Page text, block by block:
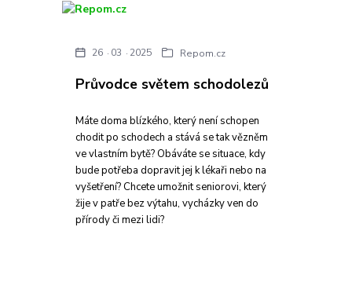
Průvodce světem schodolezů
26 03 2025 Repom.cz
Máte doma blízkého, který není schopen
chodit po schodech a stává se tak vězněm
ve vlastním bytě? Obáváte se situace, kdy
bude potřeba dopravit jej k lékaři nebo na
vyšetření? Chcete umožnit seniorovi, který
žije v patře bez výtahu, vycházky ven do
přírody či mezi lidi?